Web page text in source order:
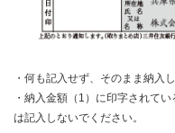
・何も記入せず、そのまま納入
・納入金額（1）に印字されて
は記入しないでください。